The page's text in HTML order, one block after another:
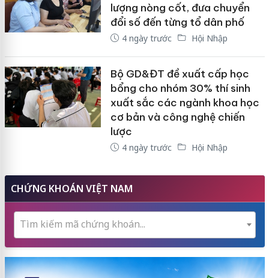
lượng nòng cốt, đưa chuyển
đổi số đến từng tổ dân phố
4 ngày trước Hội Nhập
Bộ GD&ĐT đề xuất cấp học
bổng cho nhóm 30% thí sinh
xuất sắc các ngành khoa học
cơ bản và công nghệ chiến
lược
4 ngày trước Hội Nhập
CHỨNG KHOÁN VIỆT NAM
Tìm kiếm mã chứng khoán...